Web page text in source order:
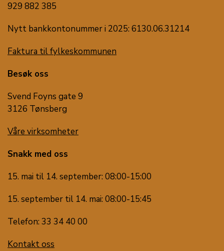
929 882 385
Nytt bankkontonummer i 2025: 6130.06.31214
Faktura til fylkeskommunen
Besøk oss
Svend Foyns gate 9
3126 Tønsberg
Våre virksomheter
Snakk med oss
15. mai til 14. september: 08:00-15:00
15. september til 14. mai: 08:00-15:45
Telefon: 33 34 40 00
Kontakt oss